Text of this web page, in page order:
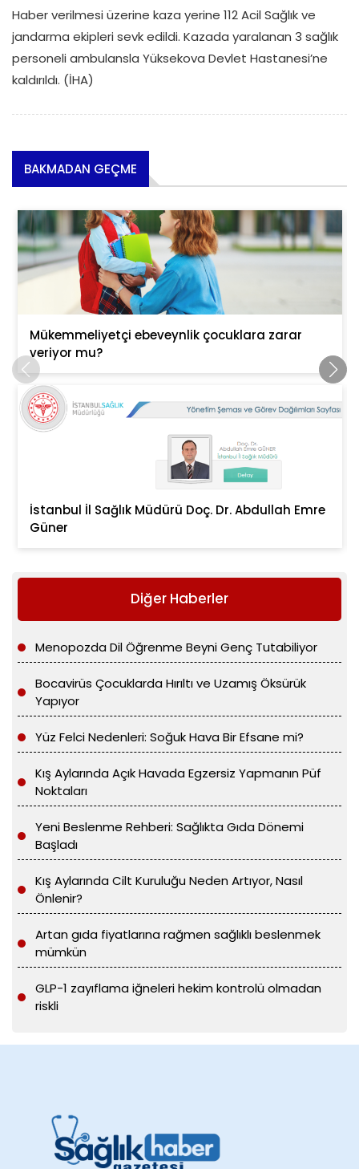
Haber verilmesi üzerine kaza yerine 112 Acil Sağlık ve
jandarma ekipleri sevk edildi. Kazada yaralanan 3 sağlık
personeli ambulansla Yüksekova Devlet Hastanesi’ne
kaldırıldı. (İHA)
BAKMADAN GEÇME
Mükemmeliyetçi ebeveynlik çocuklara zarar
veriyor mu?
İstanbul İl Sağlık Müdürü Doç. Dr. Abdullah Emre
Güner
Diğer Haberler
Menopozda Dil Öğrenme Beyni Genç Tutabiliyor
Bocavirüs Çocuklarda Hırıltı ve Uzamış Öksürük
Yapıyor
Yüz Felci Nedenleri: Soğuk Hava Bir Efsane mi?
Kış Aylarında Açık Havada Egzersiz Yapmanın Püf
Noktaları
Yeni Beslenme Rehberi: Sağlıkta Gıda Dönemi
Başladı
Kış Aylarında Cilt Kuruluğu Neden Artıyor, Nasıl
Önlenir?
Artan gıda fiyatlarına rağmen sağlıklı beslenmek
mümkün
GLP-1 zayıflama iğneleri hekim kontrolü olmadan
riskli